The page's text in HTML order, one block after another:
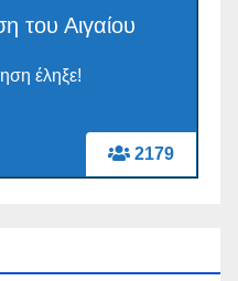
2179
του Αιγαίου
έληξε!